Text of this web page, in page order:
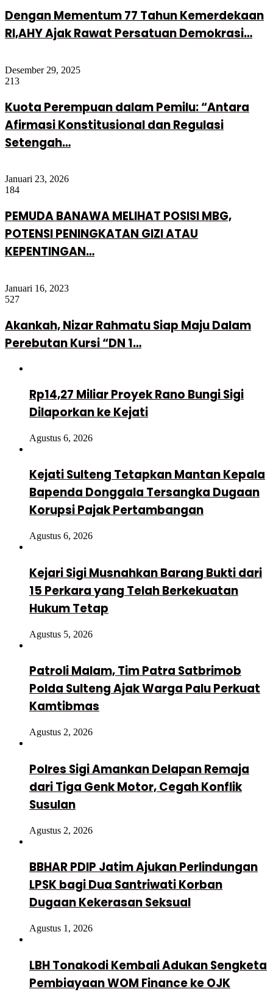
Dengan Mementum 77 Tahun Kemerdekaan
RI,AHY Ajak Rawat Persatuan Demokrasi…
Desember 29, 2025
213
Kuota Perempuan dalam Pemilu: “Antara
Afirmasi Konstitusional dan Regulasi
Setengah…
Januari 23, 2026
184
PEMUDA BANAWA MELIHAT POSISI MBG,
POTENSI PENINGKATAN GIZI ATAU
KEPENTINGAN…
Januari 16, 2023
527
Akankah, Nizar Rahmatu Siap Maju Dalam
Perebutan Kursi “DN 1…
Rp14,27 Miliar Proyek Rano Bungi Sigi
Dilaporkan ke Kejati
Agustus 6, 2026
Kejati Sulteng Tetapkan Mantan Kepala
Bapenda Donggala Tersangka Dugaan
Korupsi Pajak Pertambangan
Agustus 6, 2026
Kejari Sigi Musnahkan Barang Bukti dari
15 Perkara yang Telah Berkekuatan
Hukum Tetap
Agustus 5, 2026
Patroli Malam, Tim Patra Satbrimob
Polda Sulteng Ajak Warga Palu Perkuat
Kamtibmas
Agustus 2, 2026
Polres Sigi Amankan Delapan Remaja
dari Tiga Genk Motor, Cegah Konflik
Susulan
Agustus 2, 2026
BBHAR PDIP Jatim Ajukan Perlindungan
LPSK bagi Dua Santriwati Korban
Dugaan Kekerasan Seksual
Agustus 1, 2026
LBH Tonakodi Kembali Adukan Sengketa
Pembiayaan WOM Finance ke OJK